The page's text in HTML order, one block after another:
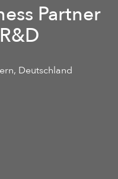
Partner
, Deutschland